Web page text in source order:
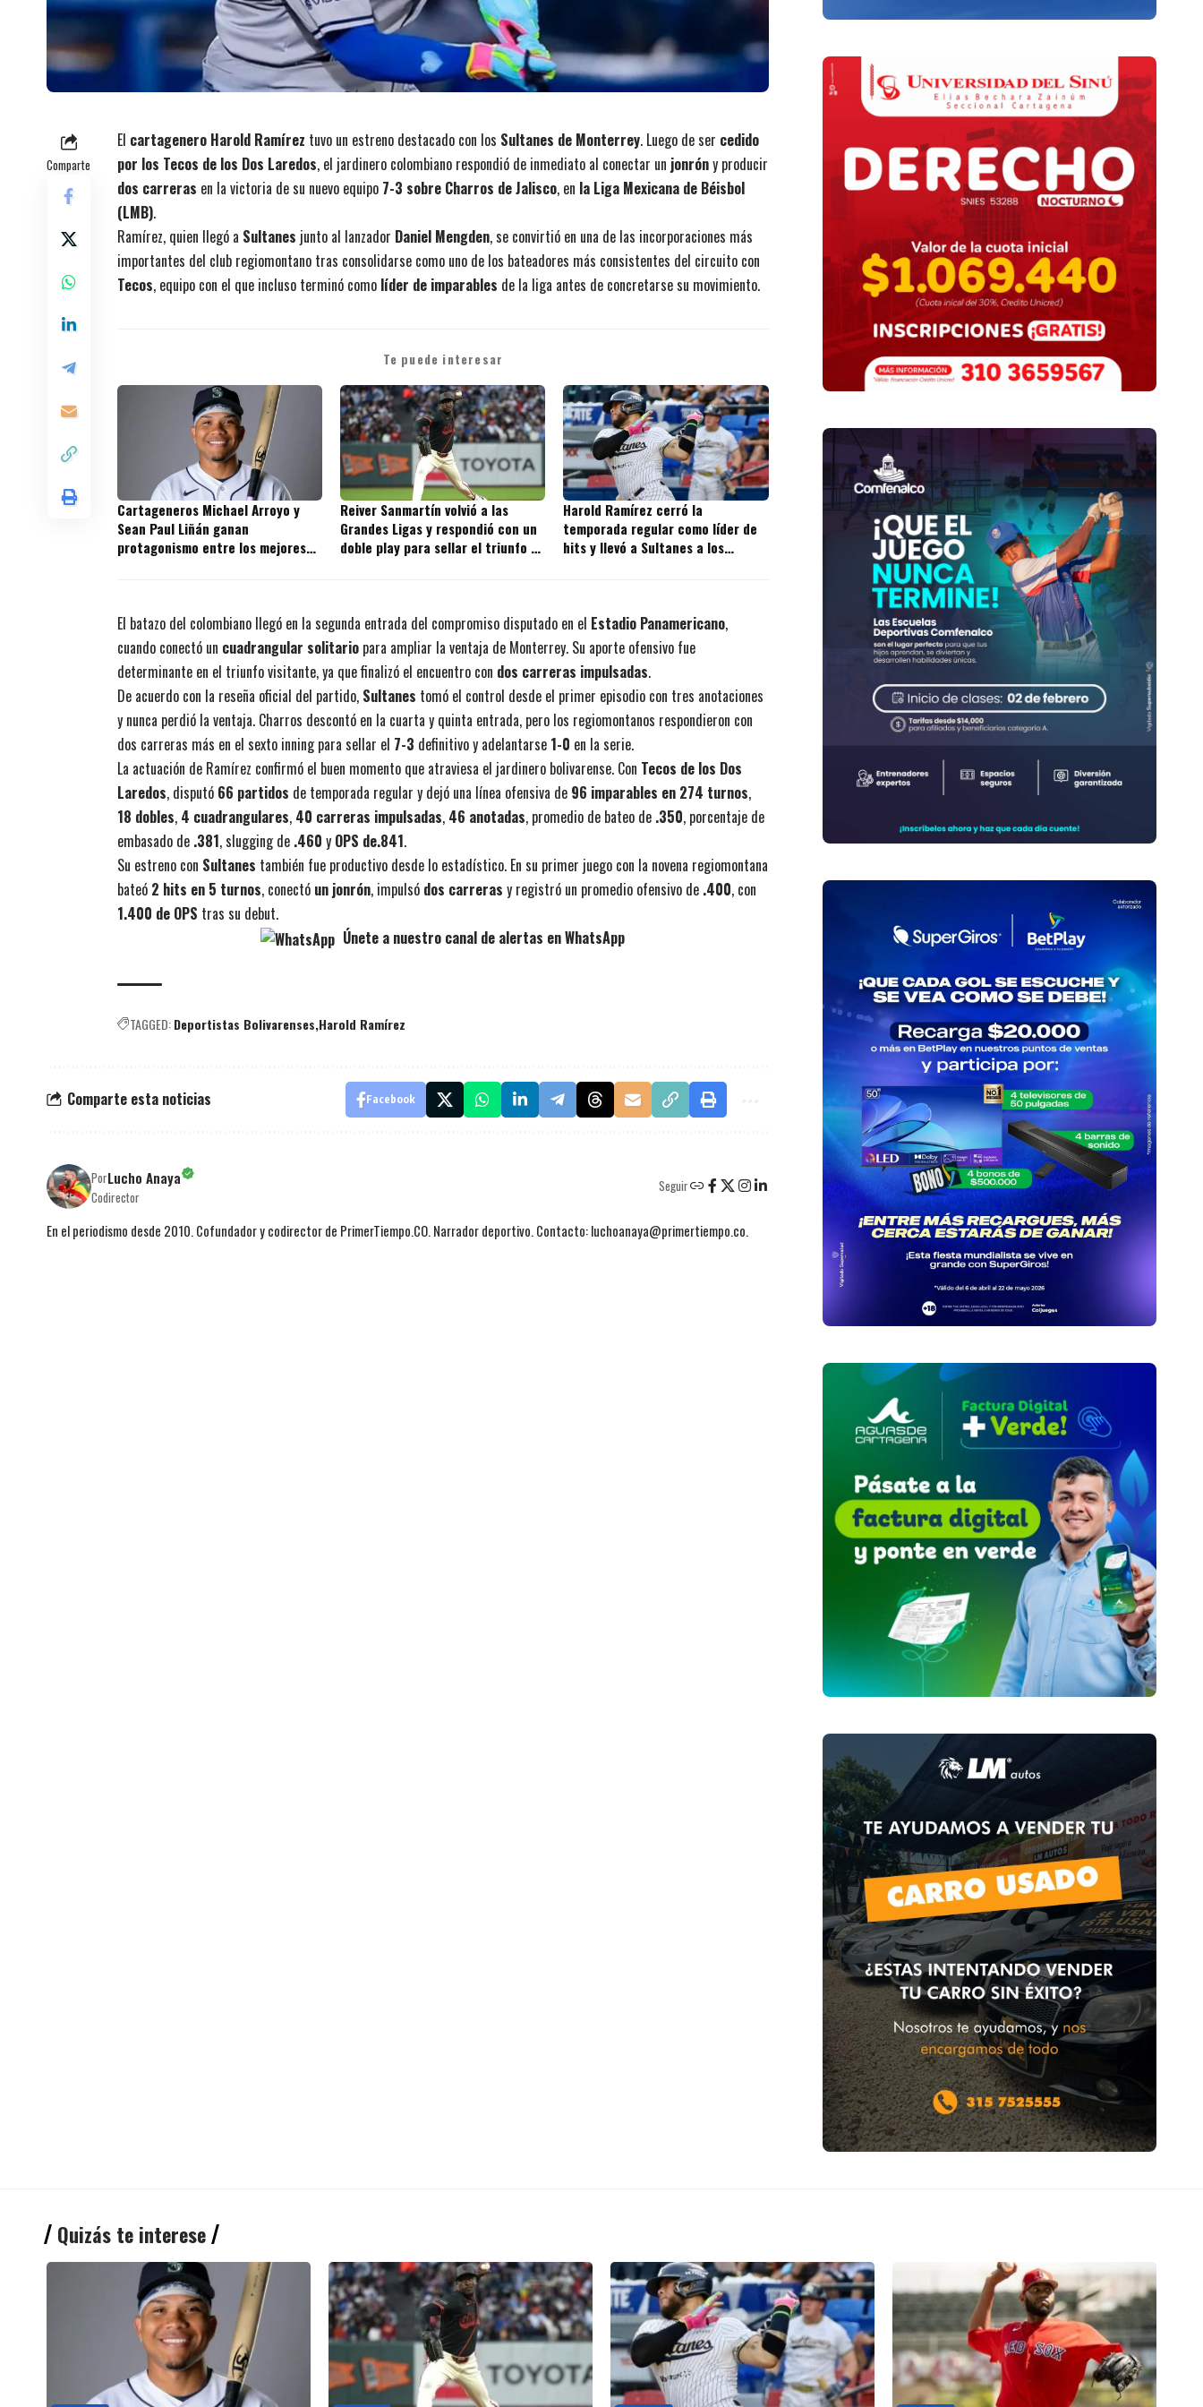
Comparte
El cartagenero Harold Ramírez tuvo un estreno destacado con los Sultanes de Monterrey. Luego de ser cedido
por los Tecos de los Dos Laredos, el jardinero colombiano respondió de inmediato al conectar un jonróny producir
dos carreras en la victoria de su nuevo equipo 7-3 sobre Charros de Jalisco, en la Liga Mexicana de Béisbol
(LMB).
Ramírez, quien llegó a Sultanes junto al lanzador Daniel Mengden, se convirtió en una de las incorporaciones más
importantes del club regiomontano tras consolidarse como uno de los bateadores más consistentes del circuito con
Tecos, equipo con el que incluso terminó como líder de imparables de la liga antes de concretarse su movimiento.
Te puede interesar
Cartageneros Michael Arroyo y
Sean Paul Liñán ganan
protagonismo entre los mejores
Reiver Sanmartín volvió a las
Grandes Ligas y respondió con un
doble play para sellar el triunfo de
Harold Ramírez cerró la
temporada regular como líder de
hits y llevó a Sultanes a los
El batazo del colombiano llegó en la segunda entrada del compromiso disputado en el Estadio Panamericano,
cuando conectó un cuadrangular solitario para ampliar la ventaja de Monterrey. Su aporte ofensivo fue
determinante en el triunfo visitante, ya que finalizó el encuentro con dos carreras impulsadas.
De acuerdo con la reseña oficial del partido, Sultanes tomó el control desde el primer episodio con tres anotaciones
y nunca perdió la ventaja. Charros descontó en la cuarta y quinta entrada, pero los regiomontanos respondieron con
dos carreras más en el sexto inning para sellar el 7-3 definitivo y adelantarse 1-0 en la serie.
La actuación de Ramírez confirmó el buen momento que atraviesa el jardinero bolivarense. Con Tecos de los Dos
Laredos, disputó 66 partidos de temporada regular y dejó una línea ofensiva de 96 imparables en 274 turnos,
18 dobles, 4 cuadrangulares, 40 carreras impulsadas, 46 anotadas, promedio de bateo de .350, porcentaje de
embasado de .381, slugging de .460 y OPS de.841.
Su estreno con Sultanes también fue productivo desde lo estadístico. En su primer juego con la novena regiomontana
bateó 2 hits en 5 turnos, conectó un jonrón, impulsó dos carreras y registró un promedio ofensivo de .400, con
1.400 de OPS tras su debut.
Únete a nuestro canal de alertas en WhatsApp
TAGGED:Deportistas Bolivarenses Harold Ramírez
Comparte esta noticias Facebook
PorLucho Anaya
Codirector
Seguir
En el periodismo desde 2010. Cofundador y codirector de PrimerTiempo.CO. Narrador deportivo. Contacto: luchoanaya@primertiempo.co.
Quizás te interese